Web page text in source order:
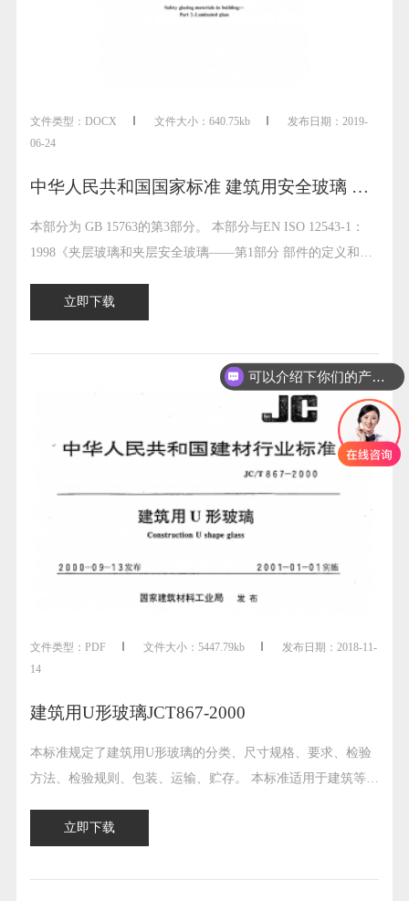
文件类型： DOCX 文件大小： 640.75kb 发布日期： 2019-
06-24
中华人民共和国国家标准 建筑用安全玻璃 第3部分：夹层玻璃
本部分为 GB 15763的第3部分。 本部分与EN ISO 12543-1：
1998《夹层玻璃和夹层安全玻璃——第1部分 部件的定义和描
第2部分 夹层安全玻璃》、EN ISO 12543-3：1998《夹层玻璃
1998《夹层玻璃和夹层安全玻璃—
立即下载
文件类型： PDF 文件大小： 5447.79kb 发布日期： 2018-11-
14
建筑用U形玻璃JCT867-2000
本标准规定了建筑用U形玻璃的分类、尺寸规格、要求、检验
方法、检验规则、包装、运输、贮存。 本标准适用于建筑等用
立即下载
可以介绍下你们的产品么